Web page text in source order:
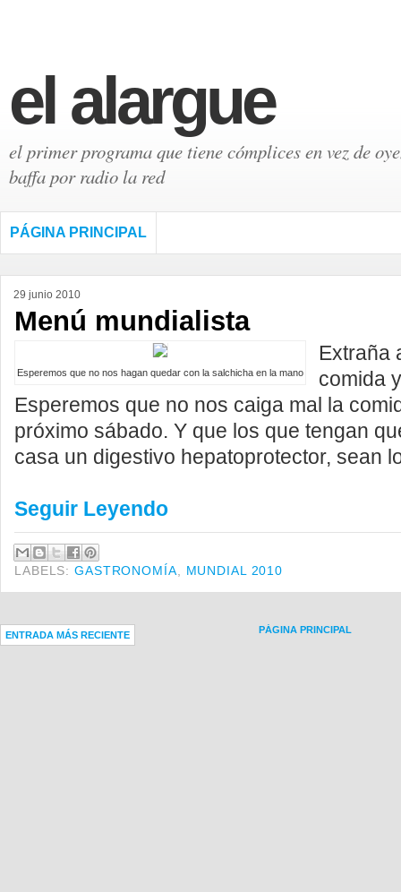
el alargue
el primer programa que tiene cómplices en vez de
baffa por radio la red
PÁGINA PRINCIPAL
29 junio 2010
Menú mundialista
Esperemos que no nos hagan quedar con la salchicha en la mano
Extraña
comida
Esperemos que no nos caiga mal la
próximo sábado. Y que los que tengan
casa un digestivo hepatoprotector, sean
Seguir Leyendo
LABELS:GASTRONOMÍA MUNDIAL 2010
ENTRADA MÁS RECIENTE PÁGINA PRINCIPAL